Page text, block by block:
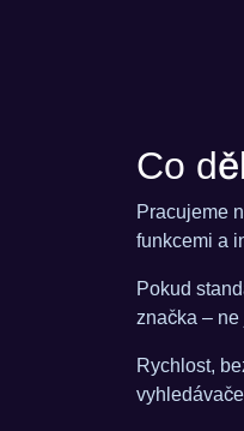
Co
Pracujeme
funkcemi a
Pokud
značka –
Rychlost,